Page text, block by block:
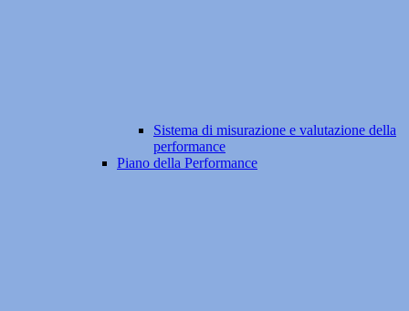
Sistema di misurazione e valutazione della
performance
Piano della Performance